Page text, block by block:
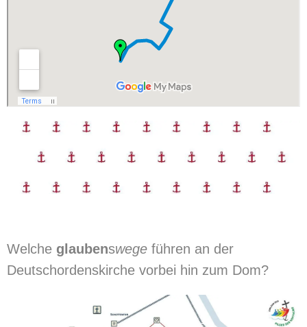
Welche glaubenswege führen an der
Deutschordenskirche vorbei hin zum Dom?